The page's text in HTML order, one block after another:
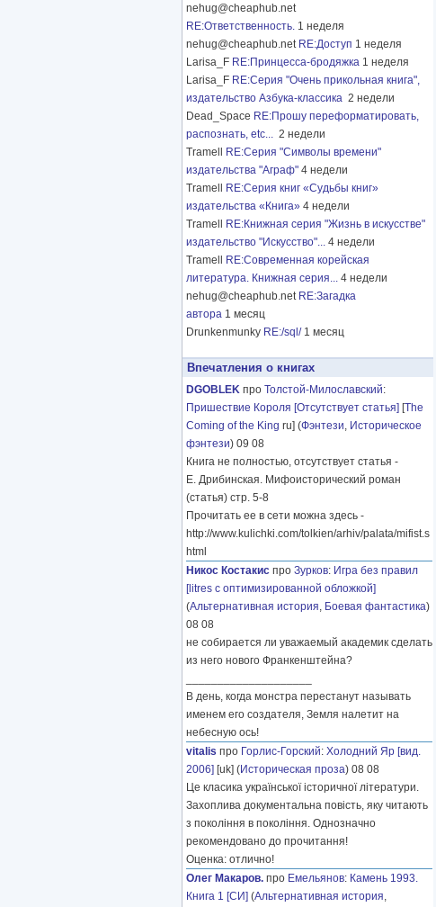
nehug@cheaphub.net
RE:Ответственность. 1 неделя
nehug@cheaphub.net RE:Доступ 1 неделя
Larisa_F RE:Принцесса-бродяжка 1 неделя
Larisa_F RE:Серия "Очень прикольная книга",
издательство Азбука-классика 2 недели
Dead_Space RE:Прошу переформатировать,
распознать, etc... 2 недели
Tramell
RE:Серия "Символы времени"
издательства "Аграф" 4 недели
Tramell
RE:Серия книг «Судьбы книг»
издательства «Книга» 4 недели
Tramell
RE:Книжная серия "Жизнь в искусстве"
издательство "Искусство"... 4 недели
Tramell
RE:Современная корейская
литература. Книжная серия... 4 недели
nehug@cheaphub.net RE:Загадка
автора 1 месяц
Drunkenmunky RE:/sql/ 1 месяц
Впечатления о книгах
DGOBLEK про Толстой-Милославский:
Пришествие Короля [Отсутствует статья] [The
Coming of the King ru] (Фэнтези, Историческое
фэнтези) 09 08
Книга не полностью, отсутствует статья -
Е. Дрибинская. Мифоисторический роман
(статья) стр. 5-8
Прочитать ее в сети можна здесь -
http://www.kulichki.com/tolkien/arhiv/palata/mifist.s
html
Никос Костакис про Зурков: Игра без правил
[litres с оптимизированной обложкой]
(Альтернативная история, Боевая фантастика)
08 08
не собирается ли уважаемый академик сделать
из него нового Франкенштейна?
В день, когда монстра перестанут называть
именем его создателя, Земля налетит на
небесную ось!
vitalis про Горлис-Горский: Холодний Яр [вид.
2006] [uk] (Историческая проза) 08 08
Це класика української історичної літератури.
Захоплива документальна повість, яку читають
з покоління в покоління. Однозначно
рекомендовано до прочитання!
Оценка: отлично!
Олег Макаров. про Емельянов: Камень 1993.
Книга 1 [СИ] (Альтернативная история,